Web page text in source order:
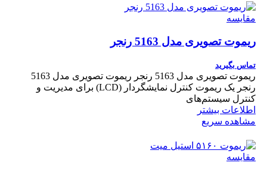
مقایسه
ریموت تصویری مدل 5163 رنجر
تماس بگیرید
ریموت تصویری مدل 5163 رنجر ریموت تصویری مدل 5163
رنجر یک ریموت کنترل نمایشگر‌دار (LCD) برای مدیریت و
کنترل سیستم‌های
اطلاعات بیشتر
مشاهده سریع
مقایسه